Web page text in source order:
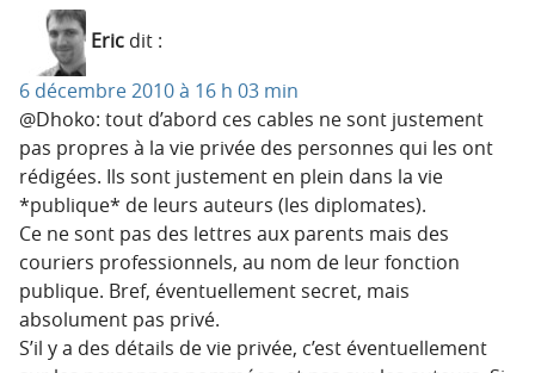
Eric dit :
6 décembre 2010 à 16 h 03 min
@Dhoko: tout d’abord ces cables ne sont justement
pas propres à la vie privée des personnes qui les ont
rédigées. Ils sont justement en plein dans la vie
*publique* de leurs auteurs (les diplomates).
Ce ne sont pas des lettres aux parents mais des
couriers professionnels, au nom de leur fonction
publique. Bref, éventuellement secret, mais
absolument pas privé.
S’il y a des détails de vie privée, c’est éventuellement